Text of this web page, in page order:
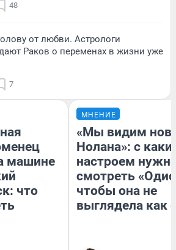
48
от любви. Астрологи
Раков о переменах в жизни уже
7
машине
что
МНЕНИЕ
«Мы видим
Нолана»: с
настроем
смотреть
чтобы она не
выглядела как